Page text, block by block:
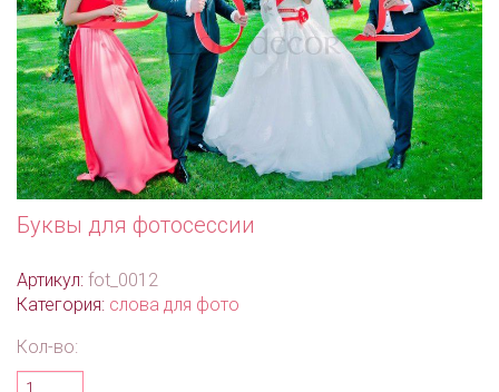
Буквы для фотосессии
Артикул: fot_0012
Категория: слова для фото
Кол-во: